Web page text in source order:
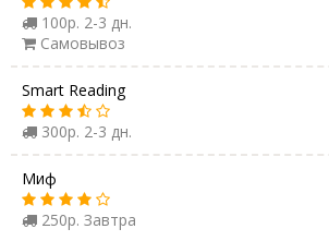
100р. 2-3 дн.
Самовывоз
Smart Reading
300р. 2-3 дн.
Миф
250р. Завтра